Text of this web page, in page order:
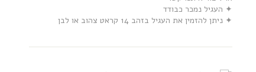
✦ העגיל נמכר כבודד
✦ ניתן להזמין את העגיל בזהב 14 קראט צהוב או לבן